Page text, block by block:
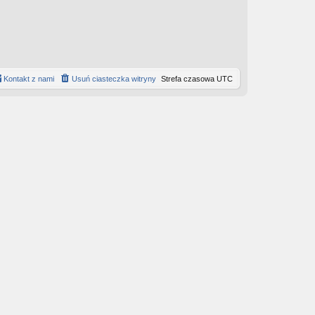
Strefa czasowa UTC
Usuń ciasteczka witryny
Kontakt z nami